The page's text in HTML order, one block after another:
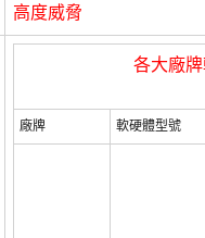
高度威脅
各大廠
廠牌 軟硬體型號